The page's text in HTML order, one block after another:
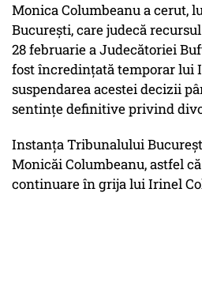
Monica Columbeanu a cerut,
Bucureşti, care judecă
28 februarie a Judecătoriei
fost încredinţată temporar lui
suspendarea acestei decizii
sentinţe definitive privind
Instanţa Tribunalului
Monicăi Columbeanu, astfel
continuare în grija lui Irinel